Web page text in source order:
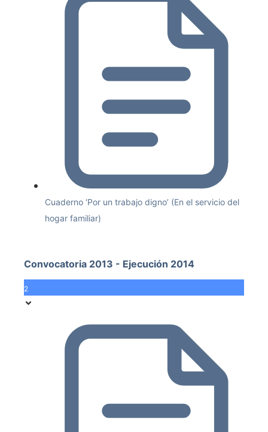
Cuaderno ‘Por un trabajo digno’ (En el servicio del
hogar familiar)
Convocatoria 2013 - Ejecución 2014
2